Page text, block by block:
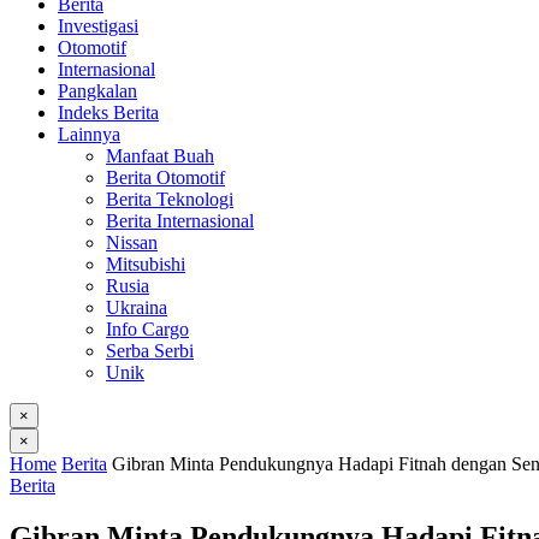
Berita
Investigasi
Otomotif
Internasional
Pangkalan
Indeks Berita
Lainnya
Manfaat Buah
Berita Otomotif
Berita Teknologi
Berita Internasional
Nissan
Mitsubishi
Rusia
Ukraina
Info Cargo
Serba Serbi
Unik
×
×
Home Berita Gibran Minta Pendukungnya Hadapi Fitnah dengan
Berita